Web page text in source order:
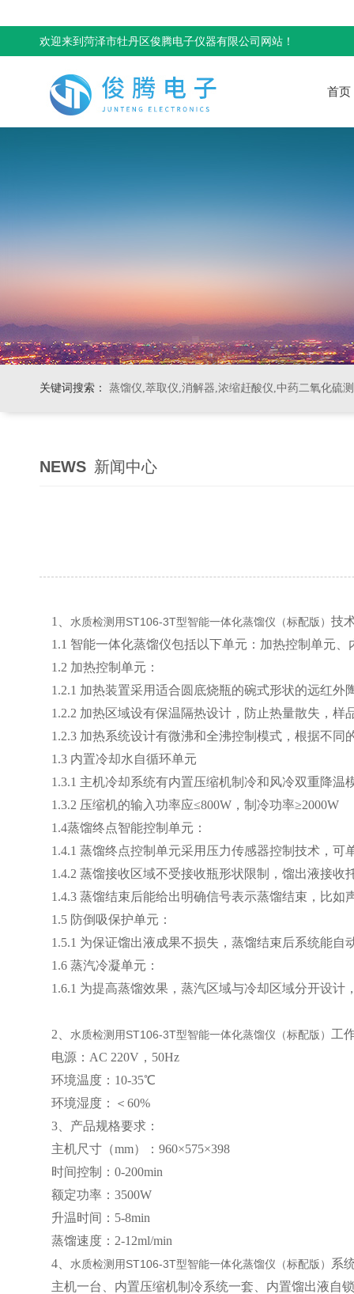
欢迎来到菏泽市牡丹区俊腾电子仪器有限公司网站！
首页
关键词搜索： 蒸馏仪,萃取仪,消解器,浓缩赶酸仪,中药二氧化硫
NEWS 新闻中心
1、 水质检测用ST106-3T型智能一体化蒸馏仪（标配版） 技
1.1 智能一体化蒸馏仪包括以下单元：加热控制单元
1.2 加热控制单元：
1.2.1 加热装置采用适合圆底烧瓶的碗式形状的远红
1.2.2 加热区域设有保温隔热设计，防止热量散失，样
1.2.3 加热系统设计有微沸和全沸控制模式，根据不
1.3 内置冷却水自循环单元
1.3.1 主机冷却系统有内置压缩机制冷和风冷双重降
1.3.2 压缩机的输入功率应≤800W，制冷功率≥2000W
1.4蒸馏终点智能控制单元：
1.4.1 蒸馏终点控制单元采用压力传感器控制技术，
1.4.2 蒸馏接收区域不受接收瓶形状限制，馏出液接收
1.4.3 蒸馏结束后能给出明确信号表示蒸馏结束，比如
1.5 防倒吸保护单元：
1.5.1 为保证馏出液成果不损失，蒸馏结束后系统能
1.6 蒸汽冷凝单元：
1.6.1 为提高蒸馏效果，蒸汽区域与冷却区域分开设
2、 水质检测用ST106-3T型智能一体化蒸馏仪（标配版） 工
电源：AC 220V，50Hz
环境温度：10-35℃
环境湿度：＜60%
3、产品规格要求：
主机尺寸（mm）：960×575×398
时间控制：0-200min
额定功率：3500W
升温时间：5-8min
蒸馏速度：2-12ml/min
4、 水质检测用ST106-3T型智能一体化蒸馏仪（标配版） 系
主机一台、内置压缩机制冷系统一套、内置馏出液自